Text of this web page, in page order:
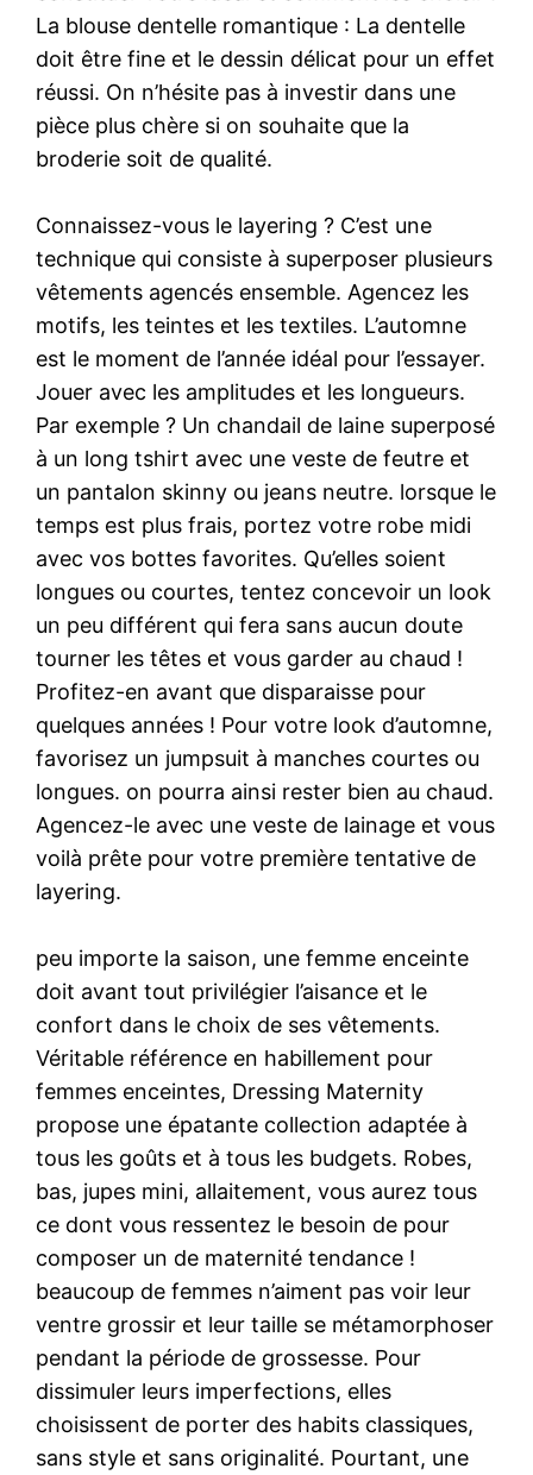
La blouse dentelle romantique : La dentelle
doit être fine et le dessin délicat pour un effet
réussi. On n’hésite pas à investir dans une
pièce plus chère si on souhaite que la
broderie soit de qualité.
Connaissez-vous le layering ? C’est une
technique qui consiste à superposer plusieurs
vêtements agencés ensemble. Agencez les
motifs, les teintes et les textiles. L’automne
est le moment de l’année idéal pour l’essayer.
Jouer avec les amplitudes et les longueurs.
Par exemple ? Un chandail de laine superposé
à un long tshirt avec une veste de feutre et
un pantalon skinny ou jeans neutre. lorsque le
temps est plus frais, portez votre robe midi
avec vos bottes favorites. Qu’elles soient
longues ou courtes, tentez concevoir un look
un peu différent qui fera sans aucun doute
tourner les têtes et vous garder au chaud !
Profitez-en avant que disparaisse pour
quelques années ! Pour votre look d’automne,
favorisez un jumpsuit à manches courtes ou
longues. on pourra ainsi rester bien au chaud.
Agencez-le avec une veste de lainage et vous
voilà prête pour votre première tentative de
layering.
peu importe la saison, une femme enceinte
doit avant tout privilégier l’aisance et le
confort dans le choix de ses vêtements.
Véritable référence en habillement pour
femmes enceintes, Dressing Maternity
propose une épatante collection adaptée à
tous les goûts et à tous les budgets. Robes,
bas, jupes mini, allaitement, vous aurez tous
ce dont vous ressentez le besoin de pour
composer un de maternité tendance !
beaucoup de femmes n’aiment pas voir leur
ventre grossir et leur taille se métamorphoser
pendant la période de grossesse. Pour
dissimuler leurs imperfections, elles
choisissent de porter des habits classiques,
sans style et sans originalité. Pourtant, une